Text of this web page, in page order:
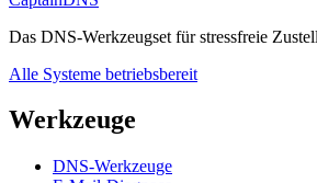
Das DNS-Werkzeugset für stressfreie
Alle Systeme betriebsbereit
Werkzeuge
DNS-Werkzeuge